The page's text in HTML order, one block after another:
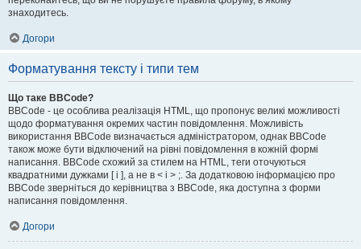
знаходитесь.
Догори
Форматування тексту і типи тем
Що таке BBCode?
BBCode - це особлива реалізація HTML, що пропонує великі можливості
щодо форматування окремих частин повідомлення. Можливість
використання BBCode визначається адміністратором, однак BBCode
також може бути відключений на рівні повідомлення в кожній формі
написання. BBCode схожий за стилем на HTML, теги оточуються
квадратними дужками [ і ], а не в < і > ;. За додатковою інформацією про
BBCode зверніться до керівництва з BBCode, яка доступна з форми
написання повідомлення.
Догори